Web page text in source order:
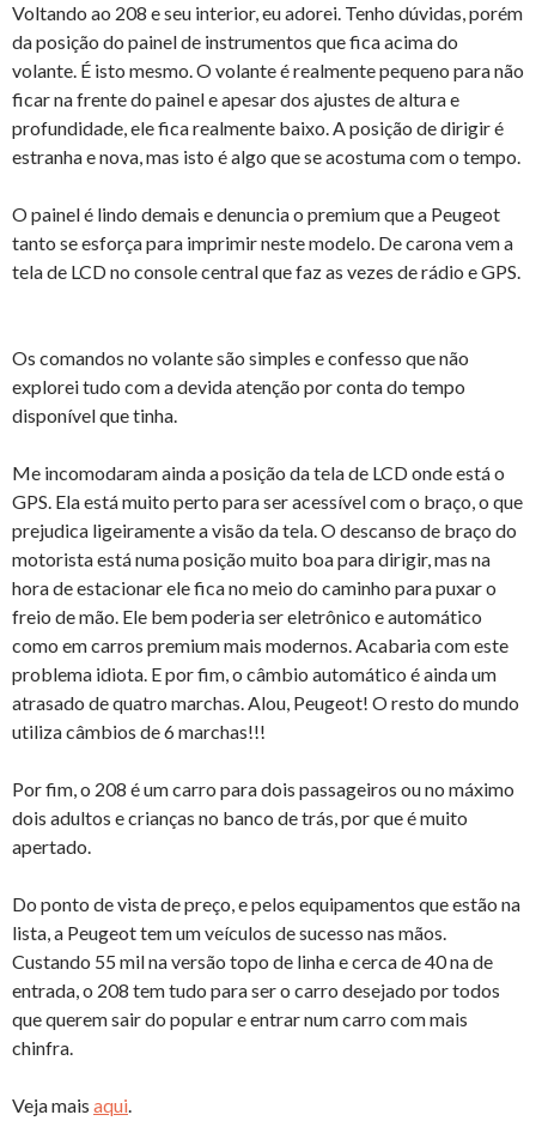
Voltando ao 208 e seu interior, eu adorei. Tenho dúvidas, porém
da posição do painel de instrumentos que fica acima do
volante. É isto mesmo. O volante é realmente pequeno para não
ficar na frente do painel e apesar dos ajustes de altura e
profundidade, ele fica realmente baixo. A posição de dirigir é
estranha e nova, mas isto é algo que se acostuma com o tempo.
O painel é lindo demais e denuncia o premium que a Peugeot
tanto se esforça para imprimir neste modelo. De carona vem a
tela de LCD no console central que faz as vezes de rádio e GPS.
Os comandos no volante são simples e confesso que não
explorei tudo com a devida atenção por conta do tempo
disponível que tinha.
Me incomodaram ainda a posição da tela de LCD onde está o
GPS. Ela está muito perto para ser acessível com o braço, o que
prejudica ligeiramente a visão da tela. O descanso de braço do
motorista está numa posição muito boa para dirigir, mas na
hora de estacionar ele fica no meio do caminho para puxar o
freio de mão. Ele bem poderia ser eletrônico e automático
como em carros premium mais modernos. Acabaria com este
problema idiota. E por fim, o câmbio automático é ainda um
atrasado de quatro marchas. Alou, Peugeot! O resto do mundo
utiliza câmbios de 6 marchas!!!
Por fim, o 208 é um carro para dois passageiros ou no máximo
dois adultos e crianças no banco de trás, por que é muito
apertado.
Do ponto de vista de preço, e pelos equipamentos que estão na
lista, a Peugeot tem um veículos de sucesso nas mãos.
Custando 55 mil na versão topo de linha e cerca de 40 na de
entrada, o 208 tem tudo para ser o carro desejado por todos
que querem sair do popular e entrar num carro com mais
chinfra.
Veja mais aqui.